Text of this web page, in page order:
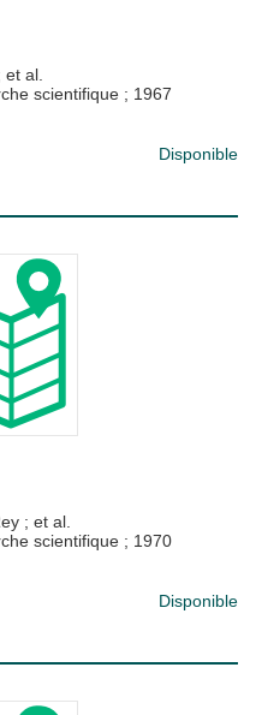
et al.
scientifique ; 1967
Disponible
; et al.
scientifique ; 1970
Disponible